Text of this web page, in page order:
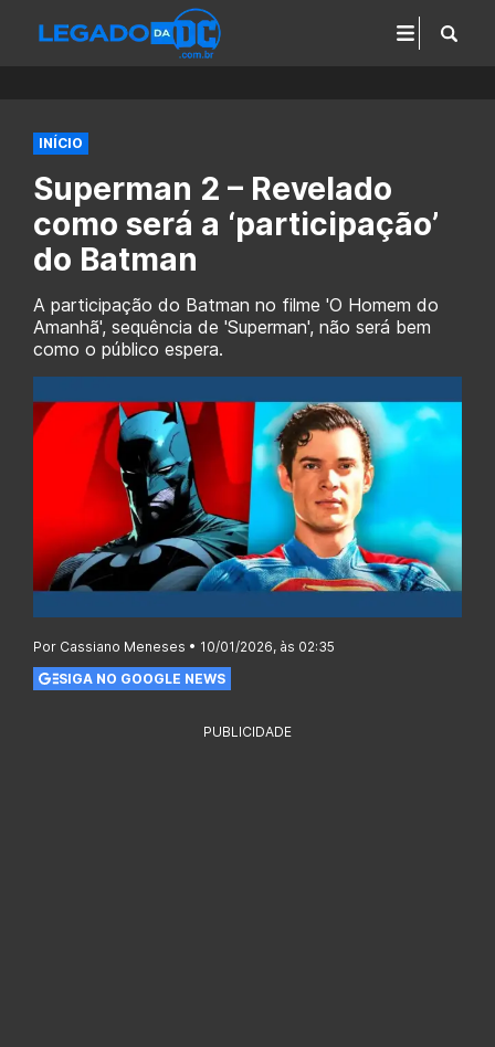
INÍCIO
Superman 2 – Revelado
como será a ‘participação’
do Batman
A participação do Batman no filme 'O Homem do
Amanhã', sequência de 'Superman', não será bem
como o público espera.
Por Cassiano Meneses • 10/01/2026, às 02:35
SIGA NO GOOGLE NEWS
PUBLICIDADE